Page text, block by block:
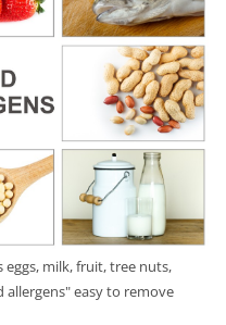
eggs, milk, fruit, tree nuts,
allergens" easy to remove